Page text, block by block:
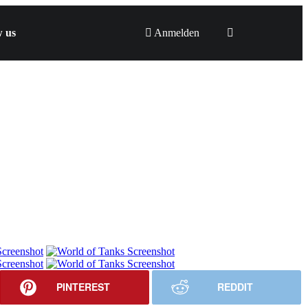
us Anmelden
PINTEREST REDDIT